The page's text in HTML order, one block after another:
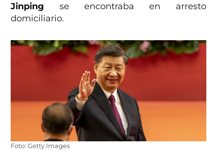
Jinping se encontraba en arresto
domiciliario.
Foto: Getty Images